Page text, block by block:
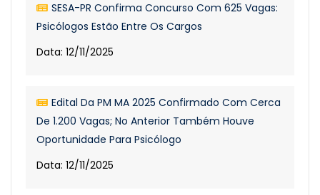
SESA-PR Confirma Concurso Com 625 Vagas:
Psicólogos Estão Entre Os Cargos
Data: 12/11/2025
Edital Da PM MA 2025 Confirmado Com Cerca
De 1.200 Vagas; No Anterior Também Houve
Oportunidade Para Psicólogo
Data: 12/11/2025